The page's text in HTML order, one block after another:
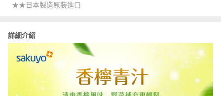
★★日本製造原裝進口
詳細介紹